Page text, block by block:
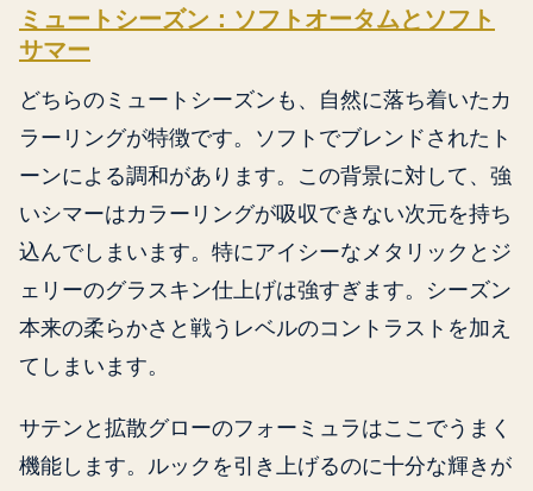
ミュートシーズン：ソフトオータムとソフト
サマー
どちらのミュートシーズンも、自然に落ち着いたカ
ラーリングが特徴です。ソフトでブレンドされたト
ーンによる調和があります。この背景に対して、強
いシマーはカラーリングが吸収できない次元を持ち
込んでしまいます。特にアイシーなメタリックとジ
ェリーのグラスキン仕上げは強すぎます。シーズン
本来の柔らかさと戦うレベルのコントラストを加え
てしまいます。
サテンと拡散グローのフォーミュラはここでうまく
機能します。ルックを引き上げるのに十分な輝きが